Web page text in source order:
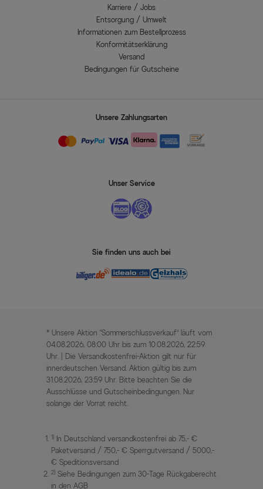
Karriere / Jobs
Entsorgung / Umwelt
Informationen zum Bestellprozess
Konformitätserklärung
Versand
Bedingungen für Gutscheine
Unsere Zahlungsarten
Unser Service
Sie finden uns auch bei
* Unsere Aktion „Sommerschlussverkauf“ läuft vom
04.08.2026, 08:00 Uhr bis zum 10.08.2026, 22:59
Uhr. | Die Versandkostenfrei-Aktion gilt nur für
innerdeutschen Versand. Aktion gültig bis zum
31.08.2026, 23:59 Uhr. Bitte beachten Sie die
Ausschlüsse und Gutscheinbedingungen. Nur
solange der Vorrat reicht.
1) In Deutschland versandkostenfrei ab 75,- €
Paketversand / 750,- € Sperrgutversand / 5000,-
€ Speditionsversand
2) Siehe Bedingungen zum 30-Tage Rückgaberecht
in den AGB